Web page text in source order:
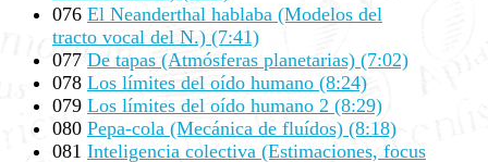
076 El Neanderthal hablaba (Modelos del
tracto vocal del N.) (7:41)
077 De tapas (Atmósferas planetarias) (7:02)
078 Los límites del oído humano (8:24)
079 Los límites del oído humano 2 (8:29)
080 Pepa-cola (Mecánica de fluídos) (8:18)
081 Inteligencia colectiva (Estimaciones, focus